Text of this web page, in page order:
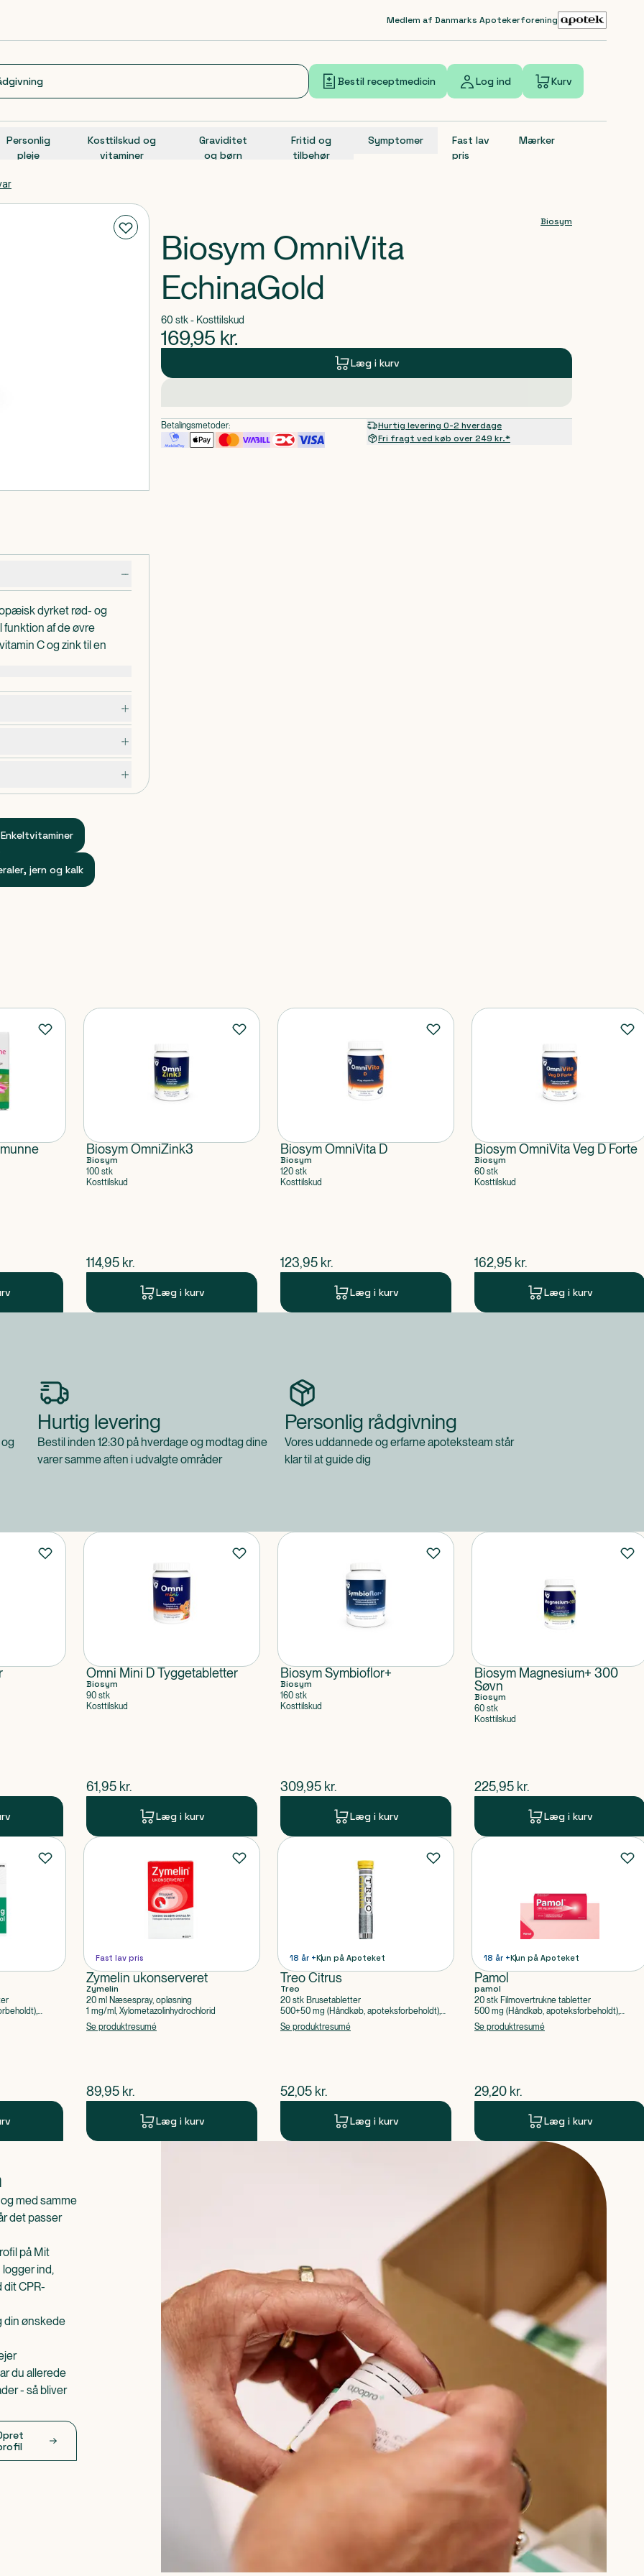
Medlem af Danmarks Apotekerforening
Bestil receptmedicin Log ind Kurv
Personlig
pleje
Kosttilskud og
vitaminer
Graviditet
og børn
Fritid og
tilbehør
Symptomer
Fast lav
pris
Mærker
dyrket rød- og
funktion af de øvre
C og zink til en
en normal funktion af
ikke overstigende
Enkeltvitaminer
jern og kalk
Biosym
Biosym OmniVita
EchinaGold
60 stk - Kosttilskud
169,95 kr.
Læg i kurv
Betalingsmetoder:
Hurtig levering 0-2 hverdage
Fri fragt ved køb over 249 kr.*
Biosym OmniZink3
Biosym
100 stk
Kosttilskud
$nuværende pris
114,95 kr.
Læg i kurv
Biosym OmniVita D
Biosym
120 stk
Kosttilskud
$nuværende pris
123,95 kr.
Læg i kurv
Biosym OmniVita Veg D Forte
Biosym
60 stk
Kosttilskud
$nuværende pris
162,95 kr.
Læg i kurv
Hurtig levering
Bestil inden 12:30 på hverdage og modtag dine
varer samme aften i udvalgte områder
Personlig rådgivning
Vores uddannede og erfarne apoteksteam står
klar til at guide dig
Omni Mini D Tyggetabletter
Biosym
90 stk
Kosttilskud
$nuværende pris
61,95 kr.
Læg i kurv
Biosym Symbioflor+
Biosym
160 stk
Kosttilskud
$nuværende pris
309,95 kr.
Læg i kurv
Biosym Magnesium+ 300
Søvn
Biosym
60 stk
Kosttilskud
$nuværende pris
225,95 kr.
Læg i kurv
Fast lav pris
Zymelin ukonserveret
Zymelin
20 ml Næsespray, opløsning
1 mg/ml, Xylometazolinhydrochlorid
Se produktresumé
$nuværende pris
89,95 kr.
Læg i kurv
18 år +Kun på Apoteket
Treo Citrus
Treo
20 stk Brusetabletter
500+50 mg (Håndkøb, apoteksforbeholdt),
Acetylsalicylsyre, Caffein
Se produktresumé
$nuværende pris
52,05 kr.
Læg i kurv
18 år +Kun på Apoteket
Pamol
pamol
20 stk Filmovertrukne tabletter
500 mg (Håndkøb, apoteksforbeholdt),
Paracetamol
Se produktresumé
$nuværende pris
29,20 kr.
Læg i kurv
med samme
det passer
på Mit
ind,
dit CPR-
din ønskede
du allerede
- så bliver